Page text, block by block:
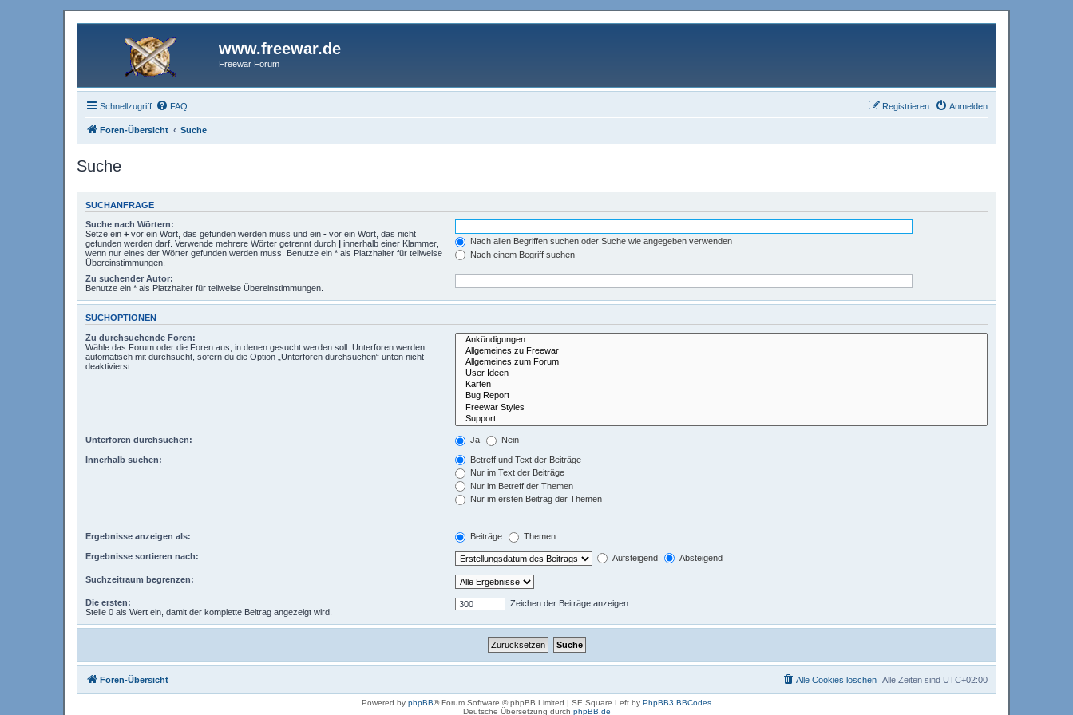
www.freewar.de
Freewar Forum
Schnellzugriff FAQ Anmelden
Registrieren
Foren-Übersicht Suche
Suche
SUCHANFRAGE
Suche nach Wörtern:
Setze ein + vor ein Wort, das gefunden werden muss und ein - vor ein Wort, das nicht
gefunden werden darf. Verwende mehrere Wörter getrennt durch | innerhalb einer Klammer,
wenn nur eines der Wörter gefunden werden muss. Benutze ein * als Platzhalter für teilweise
Übereinstimmungen.
Nach allen Begriffen suchen oder Suche wie angegeben verwenden
Nach einem Begriff suchen
Zu suchender Autor:
Benutze ein * als Platzhalter für teilweise Übereinstimmungen.
SUCHOPTIONEN
Zu durchsuchende Foren:
Wähle das Forum oder die Foren aus, in denen gesucht werden soll. Unterforen werden
automatisch mit durchsucht, sofern du die Option „Unterforen durchsuchen“ unten nicht
deaktivierst.
Unterforen durchsuchen: Ja Nein
Innerhalb suchen:
Betreff und Text der Beiträge
Nur im Text der Beiträge
Nur im Betreff der Themen
Nur im ersten Beitrag der Themen
Ergebnisse anzeigen als: Beiträge Themen
Ergebnisse sortieren nach: Aufsteigend Absteigend
Suchzeitraum begrenzen:
Die ersten:
Stelle 0 als Wert ein, damit der komplette Beitrag angezeigt wird.
Zeichen der Beiträge anzeigen
Foren-Übersicht Alle Zeiten sind UTC+02:00
Alle Cookies löschen
Powered by phpBB® Forum Software © phpBB Limited | SE Square Left by PhpBB3 BBCodes
Deutsche Übersetzung durch phpBB.de